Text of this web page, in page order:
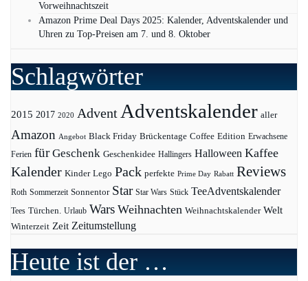
Vorweihnachtszeit
Amazon Prime Deal Days 2025: Kalender, Adventskalender und
Uhren zu Top-Preisen am 7. und 8. Oktober
Schlagwörter
2015 2017 2020 Advent Adventskalender aller
Amazon Angebot Black Friday Brückentage Coffee Edition Erwachsene
Ferien für Geschenk Geschenkidee Hallingers Halloween Kaffee
Kalender Kinder Lego Pack perfekte Prime Day Rabatt Reviews
Roth Sommerzeit Sonnentor Star Star Wars Stück TeeAdventskalender
Tees Türchen. Urlaub Wars Weihnachten Weihnachtskalender Welt
Winterzeit Zeit Zeitumstellung
Heute ist der …